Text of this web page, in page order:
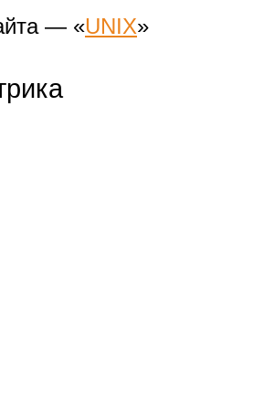
— «UNIX»